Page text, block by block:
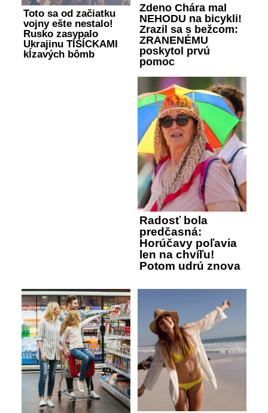
Toto sa od začiatku
vojny ešte nestalo!
Rusko zasypalo
Ukrajinu TISÍCKAMI
kĺzavých bômb
Zdeno Chára mal
NEHODU na bicykli!
Zrazil sa s bežcom:
ZRANENÉMU
poskytol prvú
pomoc
Radosť bola
predčasná:
Horúčavy poľavia
len na chvíľu!
Potom udrú znova